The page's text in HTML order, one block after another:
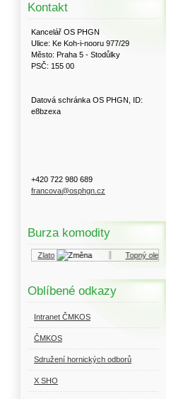
Kontakt
Kancelář OS PHGN
Ulice: Ke Koh-i-nooru 977/29
Město: Praha 5 - Stodůlky
PSČ: 155 00
Datová schránka OS PHGN, ID:
e8bzexa
+420 722 980 689
francova@osphgn.cz
Burza komodity
Zlato Topný olej
Oblíbené odkazy
Intranet ČMKOS
ČMKOS
Sdružení hornických odborů
X SHO